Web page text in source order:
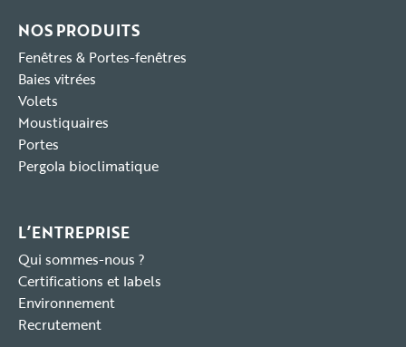
NOS PRODUITS
Fenêtres & Portes-fenêtres
Baies vitrées
Volets
Moustiquaires
Portes
Pergola bioclimatique
L’ENTREPRISE
Qui sommes-nous ?
Certifications et labels
Environnement
Recrutement